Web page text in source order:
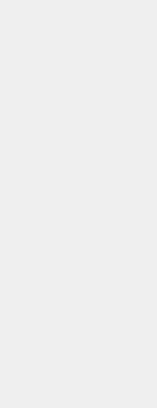
açık
399.732 adete
Sözleşmesinde dün
5 kurum bazında nette
kümülatif net
kurum bazında 9.336